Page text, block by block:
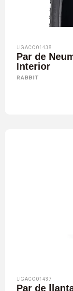
UGACC01438
Par de
Interior
RABBIT
UGACC01437
Par de